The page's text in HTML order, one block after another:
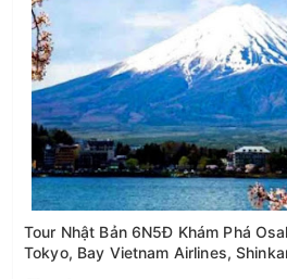
Tour Nhật Bản 6N5Đ Khám Phá
Tokyo, Bay Vietnam Airlines,